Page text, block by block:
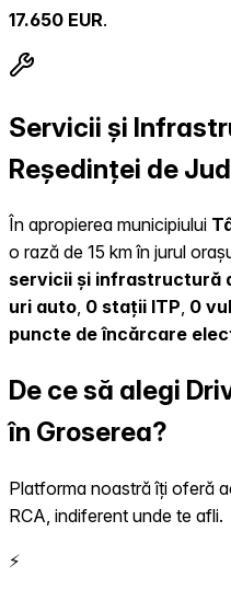
17.650 EUR.
Servicii și
Reședinței de
În apropierea municipiului
o rază de 15 km în jurul
servicii și infrastructură
uri auto, 0 stații ITP, 0
puncte de încărcare
De ce să alegi
în Groserea?
Platforma noastră îți oferă
RCA, indiferent unde te afli.
⚡